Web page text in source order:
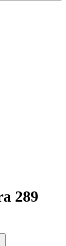
289